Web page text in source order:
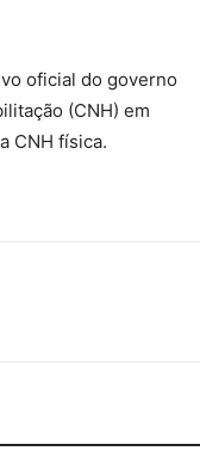
oficial do governo
(CNH) em
CNH física.